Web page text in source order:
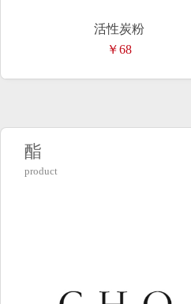
活性炭粉
￥68
酯
product